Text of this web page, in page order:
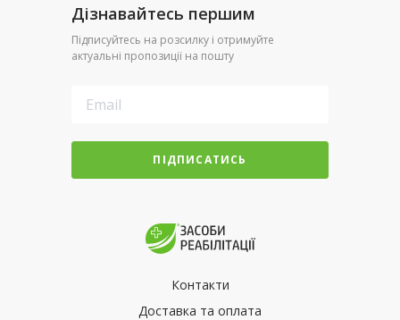
Дізнавайтесь першим
Підписуйтесь на розсилку і отримуйте
актуальні пропозиції на пошту
ПІДПИСАТИСЬ
Контакти
Доставка та оплата